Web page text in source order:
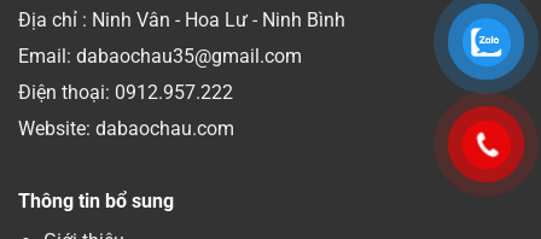
Địa chỉ : Ninh Vân - Hoa Lư - Ninh Bình
Email: dabaochau35@gmail.com
Điện thoại: 0912.957.222
Website: dabaochau.com
Thông tin bổ sung